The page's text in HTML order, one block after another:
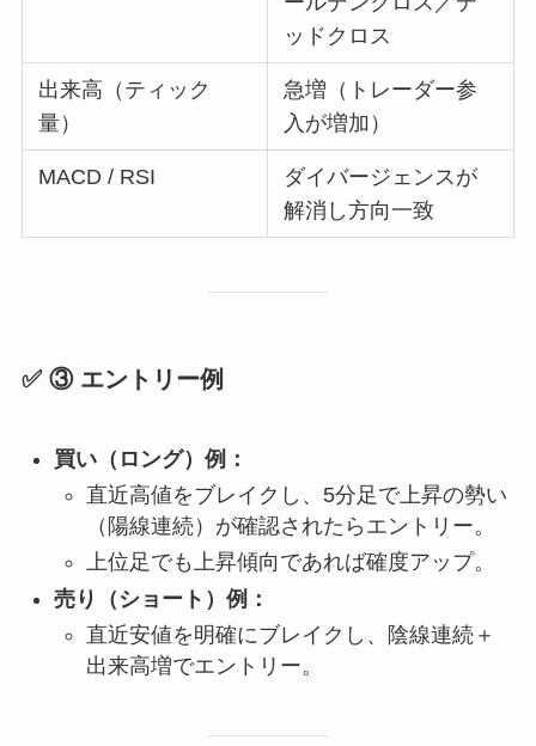
ッドクロス
出来高（ティック
量）
急増（トレーダー参
入が増加）
MACD / RSI
ダイバージェンスが
解消し方向一致
✅ ③ エントリー例
買い（ロング）例：
直近高値をブレイクし、5分足で上昇の勢い
（陽線連続）が確認されたらエントリー。
上位足でも上昇傾向であれば確度アップ。
売り（ショート）例：
直近安値を明確にブレイクし、陰線連続＋
出来高増でエントリー。